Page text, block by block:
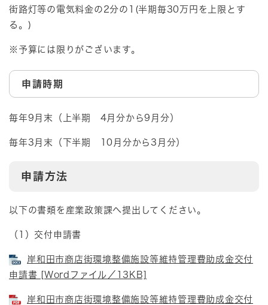
街路灯等の電気料金の2分の1(半期毎30万円を上限とす
る。)
※予算には限りがございます。
申請時期
毎年9月末（上半期 4月分から9月分）
毎年3月末（下半期 10月分から3月分）
申請方法
以下の書類を産業政策課へ提出してください。
（1）交付申請書
岸和田市商店街環境整備施設等維持管理費助成金交付
申請書 [Wordファイル／13KB]
岸和田市商店街環境整備施設等維持管理費助成金交付